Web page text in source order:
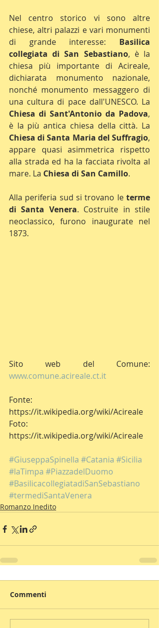
Nel centro storico vi sono altre
chiese, altri palazzi e vari monumenti
di grande interesse: Basilica
collegiata di San Sebastiano, è la
chiesa più importante di Acireale,
dichiarata monumento nazionale,
nonché monumento messaggero di
Chiesa di Sant'Antonio da Padova,
Chiesa di Santa Maria del Suffragio,
appare quasi asimmetrica rispetto
alla strada ed ha la facciata rivolta al
mare. La Chiesa di San Camillo.
Alla periferia sud si trovano le terme
di Santa Venera. Costruite in stile
neoclassico, furono inaugurate nel
1873.
www.comune.acireale.ct.it
Fonte:
https://it.wikipedia.org/wiki/Acireale
Foto:
https://it.wikipedia.org/wiki/Acireale
#GiuseppaSpinella #Catania #Sicilia
#laTimpa #PiazzadelDuomo
#BasilicacollegiatadiSanSebastiano
#termediSantaVenera
Romanzo Inedito
Commenti